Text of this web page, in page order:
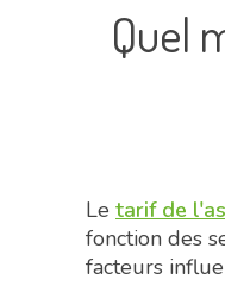
Quel
Le tarif de
fonction des
facteurs